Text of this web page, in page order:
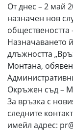
От днес – 2 май
назначен нов
обществеността
Назначаването
длъжността
Монтана,
Окръжен съд –
За връзка с
следните
имейл адрес: